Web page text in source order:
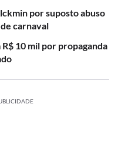
por suposto abuso
carnaval
10 mil por propaganda